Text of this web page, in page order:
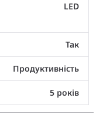
LED
Так
Продуктивність
5 років